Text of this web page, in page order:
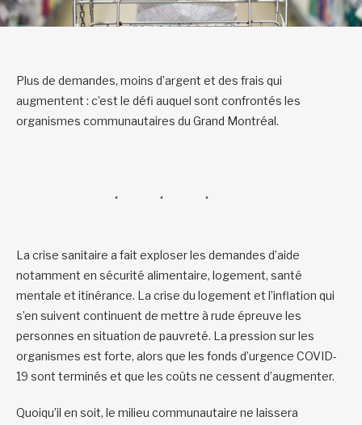
Plus de demandes, moins d’argent et des frais qui
augmentent : c’est le défi auquel sont confrontés les
organismes communautaires du Grand Montréal.
La crise sanitaire a fait exploser les demandes d’aide
notamment en sécurité alimentaire, logement, santé
mentale et itinérance. La crise du logement et l’inflation qui
s’en suivent continuent de mettre à rude épreuve les
personnes en situation de pauvreté. La pression sur les
organismes est forte, alors que les fonds d’urgence COVID-
19 sont terminés et que les coûts ne cessent d’augmenter.
Quoiqu’il en soit, le milieu communautaire ne laissera